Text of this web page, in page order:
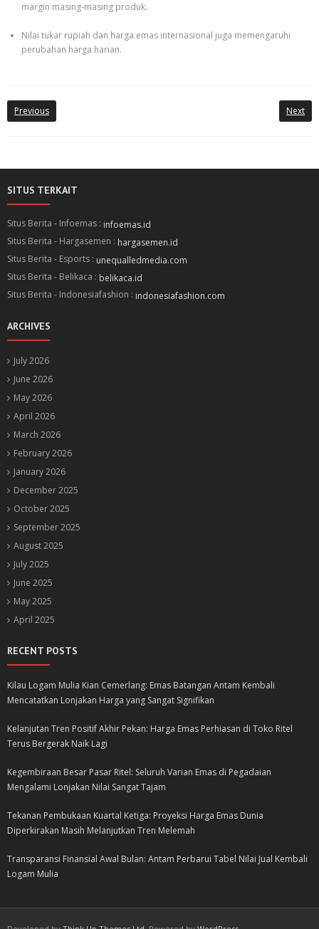
margin masing-masing produk.
Nilai tukar rupiah dan harga emas internasional juga memengaruhi
perubahan harga harian.
Previous Next
SITUS TERKAIT
Situs Berita - Infoemas : infoemas.id
Situs Berita - Hargasemen : hargasemen.id
Situs Berita - Esports : unequalledmedia.com
Situs Berita - Belikaca : belikaca.id
Situs Berita - Indonesiafashion : indonesiafashion.com
ARCHIVES
July 2026
June 2026
May 2026
April 2026
March 2026
February 2026
January 2026
December 2025
October 2025
September 2025
August 2025
July 2025
June 2025
May 2025
April 2025
RECENT POSTS
Kilau Logam Mulia Kian Cemerlang: Emas Batangan Antam Kembali
Mencatatkan Lonjakan Harga yang Sangat Signifikan
Kelanjutan Tren Positif Akhir Pekan: Harga Emas Perhiasan di Toko Ritel
Terus Bergerak Naik Lagi
Kegembiraan Besar Pasar Ritel: Seluruh Varian Emas di Pegadaian
Mengalami Lonjakan Nilai Sangat Tajam
Tekanan Pembukaan Kuartal Ketiga: Proyeksi Harga Emas Dunia
Diperkirakan Masih Melanjutkan Tren Melemah
Transparansi Finansial Awal Bulan: Antam Perbarui Tabel Nilai Jual Kembali
Logam Mulia